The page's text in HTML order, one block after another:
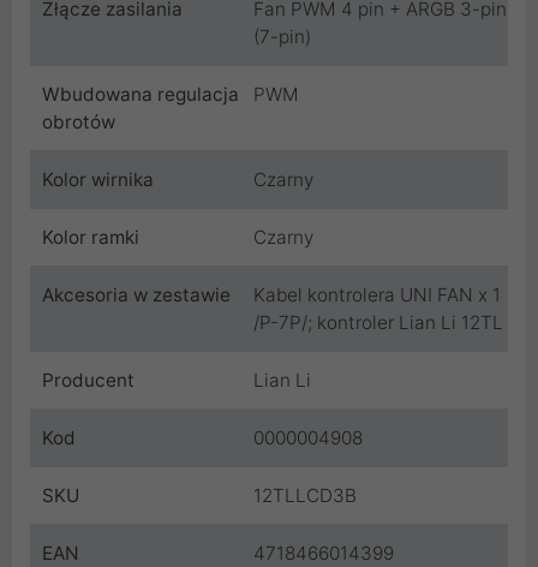
Złącze zasilania
Fan PWM 4 pin + ARGB 3-pin
(7-pin)
Wbudowana regulacja
obrotów
PWM
Kolor wirnika Czarny
Kolor ramki Czarny
Akcesoria w zestawie
Kabel kontrolera UNI FAN x 1
/P-7P/; kontroler Lian Li 12TL
Producent Lian Li
Kod 0000004908
SKU 12TLLCD3B
EAN 4718466014399